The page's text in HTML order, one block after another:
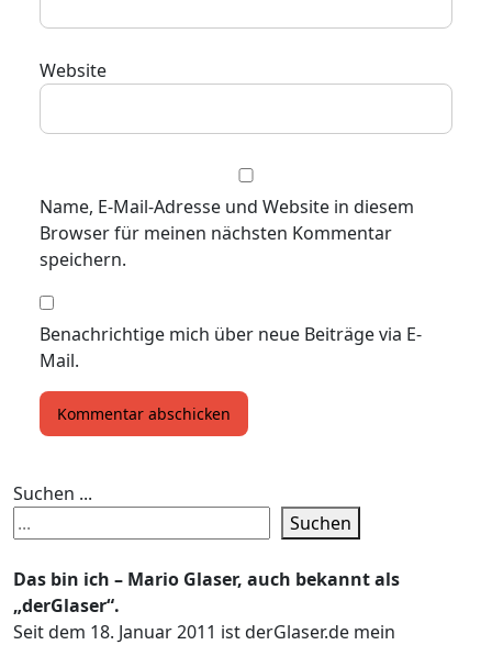
Website
Name, E-Mail-Adresse und Website in diesem
Browser für meinen nächsten Kommentar
speichern.
Benachrichtige mich über neue Beiträge via E-
Mail.
Suchen ...
Suchen
Das bin ich – Mario Glaser, auch bekannt als
„derGlaser“.
Seit dem 18. Januar 2011 ist derGlaser.de mein